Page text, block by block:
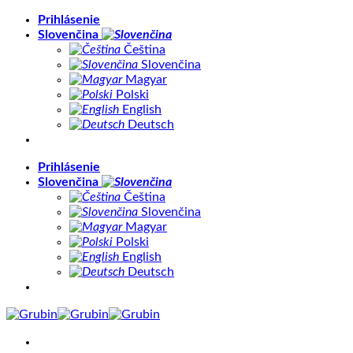
Skip
Prihlásenie
Slovenčina
Čeština
Slovenčina
Magyar
Polski
English
Deutsch
Prihlásenie
Slovenčina
Čeština
Slovenčina
Magyar
Polski
English
Deutsch